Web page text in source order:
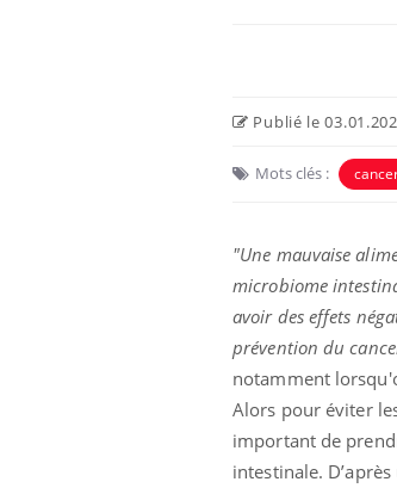
Publié le
Mots clés :
"Une mauvaise
microbiome
avoir des effets
prévention du
notamment
Alors pour éviter
important de
intestinale.